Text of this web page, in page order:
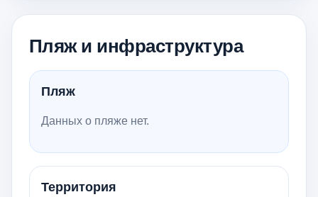
Пляж и инфраструктура
Пляж
Данных о пляже нет.
Территория